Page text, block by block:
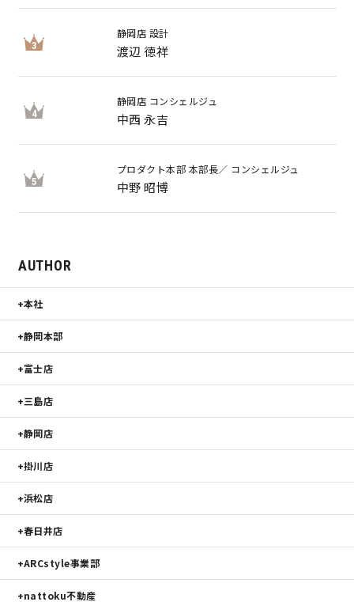
3
静岡店 設計
渡辺 徳祥
4
静岡店 コンシェルジュ
中西 永吉
5
プロダクト本部 本部長／ コンシェルジュ
中野 昭博
AUTHOR
本社
静岡本部
富士店
三島店
静岡店
掛川店
浜松店
春日井店
ARCstyle事業部
nattoku不動産